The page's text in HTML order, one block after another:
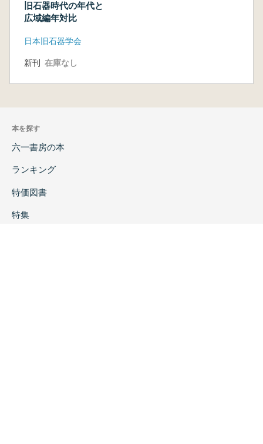
旧石器時代の年代と
広域編年対比
日本旧石器学会
新刊 在庫なし
本を探す
六一書房の本
ランキング
特価図書
特集